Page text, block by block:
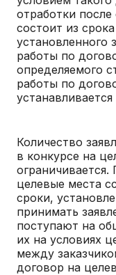
отработки
состоит из
установленного
работы по
определяемого
работы по
Количество
в конкурсе на
целевые места
сроки,
принимать
поступают на
их на условиях
между
договор на